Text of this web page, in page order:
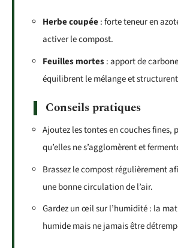
Herbe coupée: forte teneur en
activer le compost.
Feuilles mortes: apport de
équilibrent le mélange et
Conseils pratiques
Ajoutez les tontes en couches fines,
qu’elles ne s’agglomèrent et
Brassez le compost régulièrement
une bonne circulation de l’air.
Gardez un œil sur l’humidité : la
humide mais ne jamais être